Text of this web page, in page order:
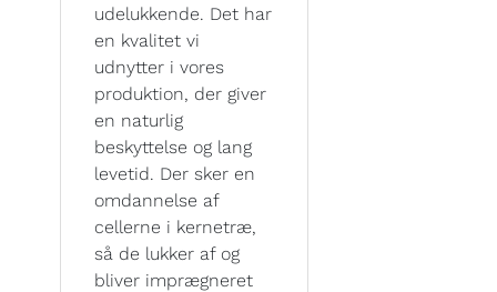
udelukkende. Det har
en kvalitet vi
udnytter i vores
produktion, der giver
en naturlig
beskyttelse og lang
levetid. Der sker en
omdannelse af
cellerne i kernetræ,
så de lukker af og
bliver imprægneret